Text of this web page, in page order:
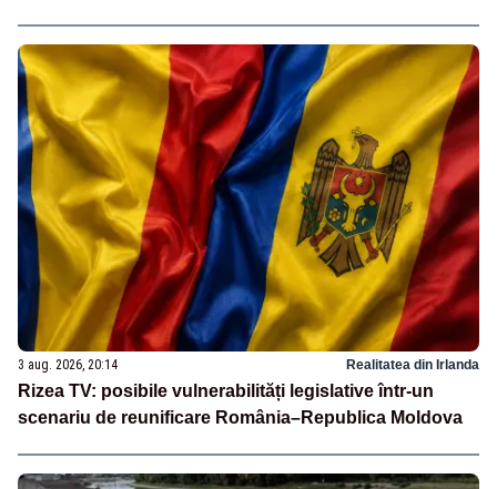
3 aug. 2026, 20:14 Realitatea din Irlanda
Rizea TV: posibile vulnerabilități legislative într-un
scenariu de reunificare România–Republica Moldova